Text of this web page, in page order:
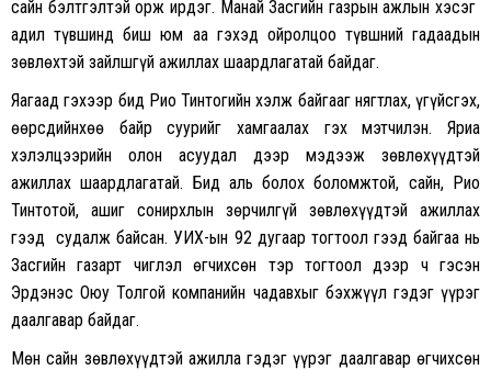
сайн бэлтгэлтэй орж ирдэг. Манай Засгийн газрын ажлын хэсэг
адил түвшинд биш юм аа гэхэд ойролцоо түвшний гадаадын
зөвлөхтэй зайлшгүй ажиллах шаардлагатай байдаг.
Яагаад гэхээр бид Рио Тинтогийн хэлж байгааг нягтлах, үгүйсгэх,
өөрсдийнхөө байр суурийг хамгаалах гэх мэтчилэн. Яриа
хэлэлцээрийн олон асуудал дээр мэдээж зөвлөхүүдтэй
ажиллах шаардлагатай. Бид аль болох боломжтой, сайн, Рио
Тинтотой, ашиг сонирхлын зөрчилгүй зөвлөхүүдтэй ажиллах
гээд судалж байсан. УИХ-ын 92 дугаар тогтоол гээд байгаа нь
Засгийн газарт чиглэл өгчихсөн тэр тогтоол дээр ч гэсэн
Эрдэнэс Оюу Толгой компанийн чадавхыг бэхжүүл гэдэг үүрэг
даалгавар байдаг.
Мөн сайн зөвлөхүүдтэй ажилла гэдэг үүрэг даалгавар өгчихсөн